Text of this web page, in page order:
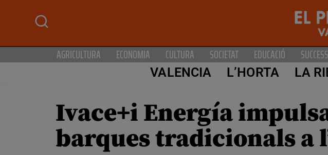
AGRICULTURA ECONOMIA CULTURA SOCIETAT EDUCACIÓ
VALENCIA L’HORTA LA
Ivace+i Energía
barques tradicionals a